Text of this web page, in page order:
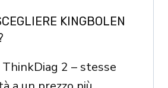
KINGBOLEN
2 – stesse